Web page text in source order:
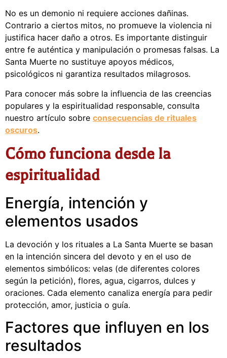
No es un demonio ni requiere acciones dañinas.
Contrario a ciertos mitos, no promueve la violencia ni
justifica hacer daño a otros. Es importante distinguir
entre fe auténtica y manipulación o promesas falsas. La
Santa Muerte no sustituye apoyos médicos,
psicológicos ni garantiza resultados milagrosos.
Para conocer más sobre la influencia de las creencias
populares y la espiritualidad responsable, consulta
nuestro artículo sobre consecuencias de rituales
oscuros.
Cómo funciona desde la
espiritualidad
Energía, intención y
elementos usados
La devoción y los rituales a La Santa Muerte se basan
en la intención sincera del devoto y en el uso de
elementos simbólicos: velas (de diferentes colores
según la petición), flores, agua, cigarros, dulces y
oraciones. Cada elemento canaliza energía para pedir
protección, amor, justicia o guía.
Factores que influyen en los
resultados